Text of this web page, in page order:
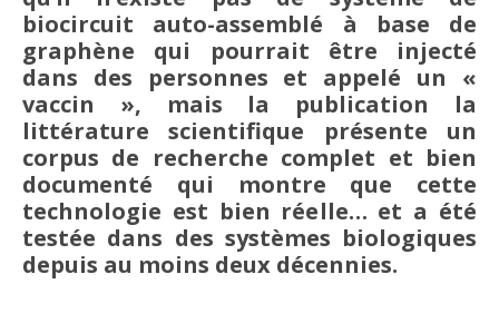
biocircuit auto-assemblé à base de
graphène qui pourrait être injecté
dans des personnes et appelé un «
vaccin », mais la publication la
littérature scientifique présente un
corpus de recherche complet et bien
documenté qui montre que cette
technologie est bien réelle… et a été
testée dans des systèmes biologiques
depuis au moins deux décennies.